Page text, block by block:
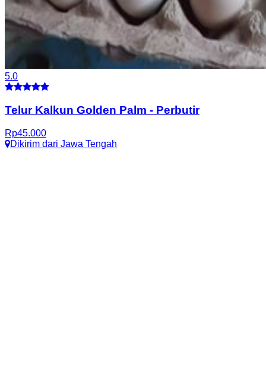
5.0
Telur Kalkun Golden Palm - Perbutir
Rp45.000
Dikirim dari Jawa Tengah